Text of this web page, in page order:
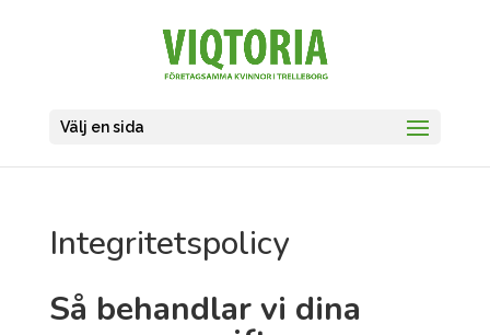
Välj en sida
Integritetspolicy
Så behandlar vi dina